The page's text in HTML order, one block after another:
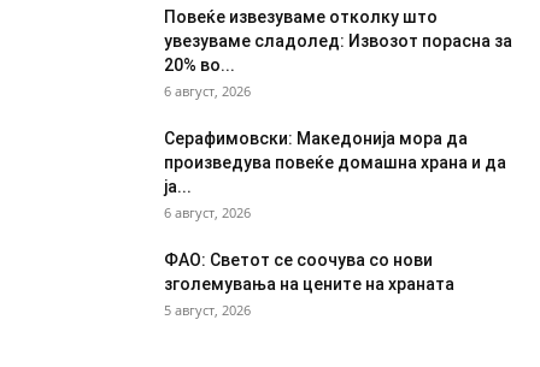
Повеќе извезуваме отколку што
увезуваме сладолед: Извозот порасна за
20% во...
6 август, 2026
Серафимовски: Македонија мора да
произведува повеќе домашна храна и да
ја...
6 август, 2026
ФАО: Светот се соочува со нови
зголемувања на цените на храната
5 август, 2026